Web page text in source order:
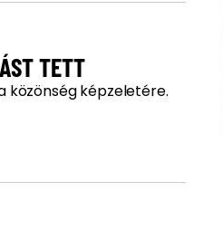
TETT
közönség képzeletére.